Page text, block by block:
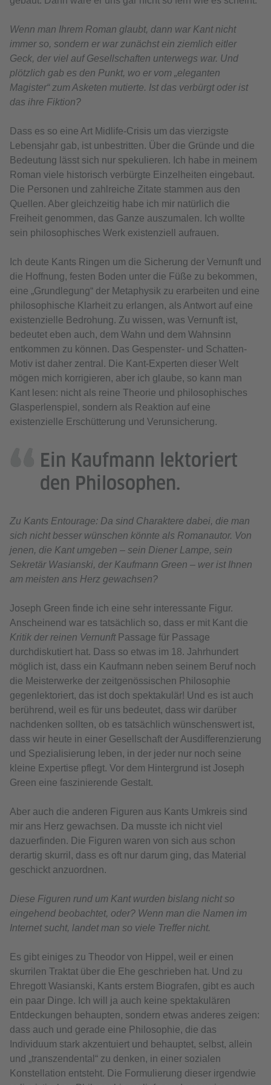
Wenn man Ihrem Roman glaubt, dann war Kant nicht
immer so, sondern er war zunächst ein ziemlich eitler
Geck, der viel auf Gesellschaften unterwegs war. Und
plötzlich gab es den Punkt, wo er vom „eleganten
Magister“ zum Asketen mutierte. Ist das verbürgt oder ist
das ihre Fiktion?
Dass es so eine Art Midlife-Crisis um das vierzigste
Lebensjahr gab, ist unbestritten. Über die Gründe und die
Bedeutung lässt sich nur spekulieren. Ich habe in meinem
Roman viele historisch verbürgte Einzelheiten eingebaut.
Die Personen und zahlreiche Zitate stammen aus den
Quellen. Aber gleichzeitig habe ich mir natürlich die
Freiheit genommen, das Ganze auszumalen. Ich wollte
sein philosophisches Werk existenziell aufrauen.
Ich deute Kants Ringen um die Sicherung der Vernunft und
die Hoffnung, festen Boden unter die Füße zu bekommen,
eine „Grundlegung“ der Metaphysik zu erarbeiten und eine
philosophische Klarheit zu erlangen, als Antwort auf eine
existenzielle Bedrohung. Zu wissen, was Vernunft ist,
bedeutet eben auch, dem Wahn und dem Wahnsinn
entkommen zu können. Das Gespenster- und Schatten-
Motiv ist daher zentral. Die Kant-Experten dieser Welt
mögen mich korrigieren, aber ich glaube, so kann man
Kant lesen: nicht als reine Theorie und philosophisches
Glasperlenspiel, sondern als Reaktion auf eine
existenzielle Erschütterung und Verunsicherung.
Ein Kaufmann lektoriert
den Philosophen.
Zu Kants Entourage: Da sind Charaktere dabei, die man
sich nicht besser wünschen könnte als Romanautor. Von
jenen, die Kant umgeben – sein Diener Lampe, sein
Sekretär Wasianski, der Kaufmann Green – wer ist Ihnen
am meisten ans Herz gewachsen?
Joseph Green finde ich eine sehr interessante Figur.
Anscheinend war es tatsächlich so, dass er mit Kant die
Kritik der reinen VernunftPassage für Passage
durchdiskutiert hat. Dass so etwas im 18. Jahrhundert
möglich ist, dass ein Kaufmann neben seinem Beruf noch
die Meisterwerke der zeitgenössischen Philosophie
gegenlektoriert, das ist doch spektakulär! Und es ist auch
berührend, weil es für uns bedeutet, dass wir darüber
nachdenken sollten, ob es tatsächlich wünschenswert ist,
dass wir heute in einer Gesellschaft der Ausdifferenzierung
und Spezialisierung leben, in der jeder nur noch seine
kleine Expertise pflegt. Vor dem Hintergrund ist Joseph
Green eine faszinierende Gestalt.
Aber auch die anderen Figuren aus Kants Umkreis sind
mir ans Herz gewachsen. Da musste ich nicht viel
dazuerfinden. Die Figuren waren von sich aus schon
derartig skurril, dass es oft nur darum ging, das Material
geschickt anzuordnen.
Diese Figuren rund um Kant wurden bislang nicht so
eingehend beobachtet, oder? Wenn man die Namen im
Internet sucht, landet man so viele Treffer nicht.
Es gibt einiges zu Theodor von Hippel, weil er einen
skurrilen Traktat über die Ehe geschrieben hat. Und zu
Ehregott Wasianski, Kants erstem Biografen, gibt es auch
ein paar Dinge. Ich will ja auch keine spektakulären
Entdeckungen behaupten, sondern etwas anderes zeigen:
dass auch und gerade eine Philosophie, die das
Individuum stark akzentuiert und behauptet, selbst, allein
und „transzendental“ zu denken, in einer sozialen
Konstellation entsteht. Die Formulierung dieser irgendwie